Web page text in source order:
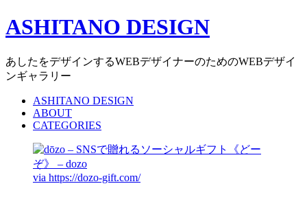
ASHITANO DESIGN
あしたをデザインするWEBデザイナーのためのWEBデザイ
ンギャラリー
ASHITANO DESIGN
ABOUT
CATEGORIES
via https://dozo-gift.com/